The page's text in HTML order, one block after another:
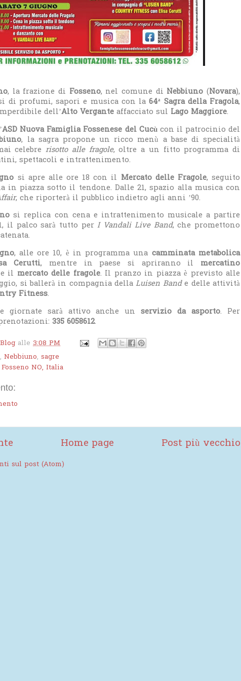
, la frazione di Fosseno, nel comune di Nebbiuno (Novara),
di profumi, sapori e musica con la64ª Sagra della Fragola,
dell’Alto Vergante affacciato sul Lago Maggiore.
ASD Nuova Famiglia Fossenese del Cucùcon il patrocinio del
, la sagra propone un ricco menù a base di specialità
celebre risotto alle fragole, oltre a un fitto programma di
spettacoli e intrattenimento.
si apre alle ore 18 con il Mercato delle Fragole, seguito
in piazza sotto il tendone. Dalle 21, spazio alla musica con
, che riporterà il pubblico indietro agli anni ’90.
si replica con cena e intrattenimento musicale a partire
il palco sarà tutto perI Vandali Live Band, che promettono
, alle ore 10, è in programma una camminata metabolica
Cerutti, mentre in paese si apriranno il mercatino
e il mercato delle fragole. Il pranzo in piazza è previsto alle
si ballerà in compagnia dellaLuisen Bande delle attività
Fitness.
giornate sarà attivo anche unservizio da asporto. Per
335 6058612.
alle 3:08 PM
, Nebbiuno, sagre
Fosseno NO, Italia
Post più vecchio
Home page
sul post (Atom)